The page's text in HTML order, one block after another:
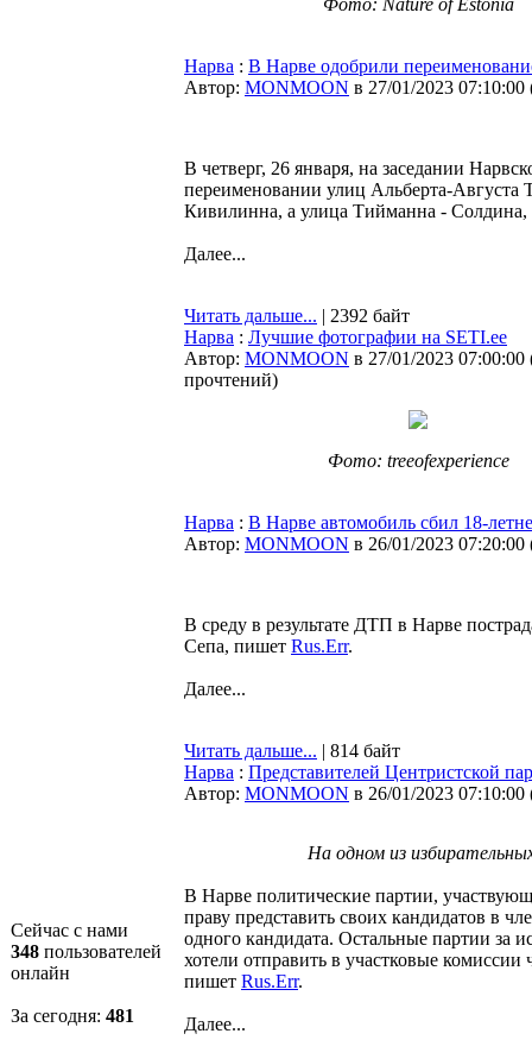
Сейчас с нами
348 пользователей
онлайн
За сегодня: 481
Фото: Nature of Estonia
Нарва : В Нарве одобрили
Автор: MONMOON в 27/01/2023 07:10:00
В четверг, 26 января, на заседании
переименовании улиц Альберта-Августа
Кивилинна, а улица Тийманна -
Далее...
Читать дальше... | 2392 байт
Нарва : Лучшие фотографии на SETI.ee
Автор: MONMOON в 27/01/2023 07:00:00
прочтений)
Фото: treeofexperience
Нарва : В Нарве автомобиль сбил 18-
Автор: MONMOON в 26/01/2023 07:20:00
В среду в результате ДТП в Нарве
Сепа, пишет Rus.Err.
Далее...
Читать дальше... | 814 байт
Нарва : Представителей Центристской
Автор: MONMOON в 26/01/2023 07:10:00
На одном из
В Нарве политические партии,
праву представить своих кандидатов в
одного кандидата. Остальные партии за
хотели отправить в участковые комиссии
пишет Rus.Err.
Далее...